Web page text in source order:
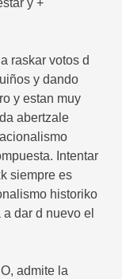
y +
raskar votos d
y dando
y estan muy
abertzale
Intentar
siempre es
historiko
dar d nuevo el
admite la